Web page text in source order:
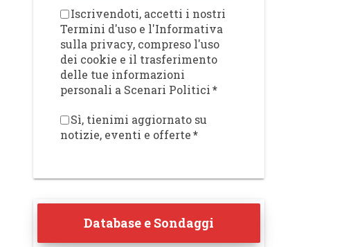
Iscrivendoti, accetti i nostri
Termini d'uso e l'Informativa
sulla privacy, compreso l'uso
dei cookie e il trasferimento
delle tue informazioni
personali a Scenari Politici*
Sì, tienimi aggiornato su
notizie, eventi e offerte*
Database e Sondaggi